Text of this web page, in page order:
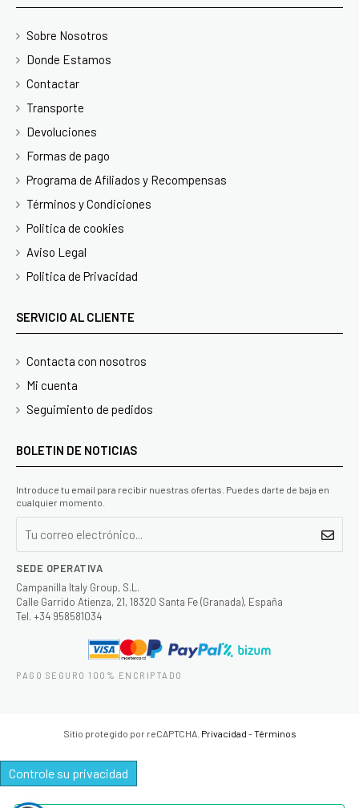
Sobre Nosotros
Donde Estamos
Contactar
Transporte
Devoluciones
Formas de pago
Programa de Afiliados y Recompensas
Términos y Condiciones
Politica de cookies
Aviso Legal
Politica de Privacidad
SERVICIO AL CLIENTE
Contacta con nosotros
Mi cuenta
Seguimiento de pedidos
BOLETIN DE NOTICIAS
Introduce tu email para recibir nuestras ofertas. Puedes darte de baja en
cualquier momento.
SEDE OPERATIVA
Campanilla Italy Group, S.L.
Calle Garrido Atienza, 21, 18320 Santa Fe (Granada), España
Tel. +34 958581034
PAGO SEGURO 100% ENCRIPTADO
Sitio protegido por reCAPTCHA. Privacidad -Términos
Controle su privacidad